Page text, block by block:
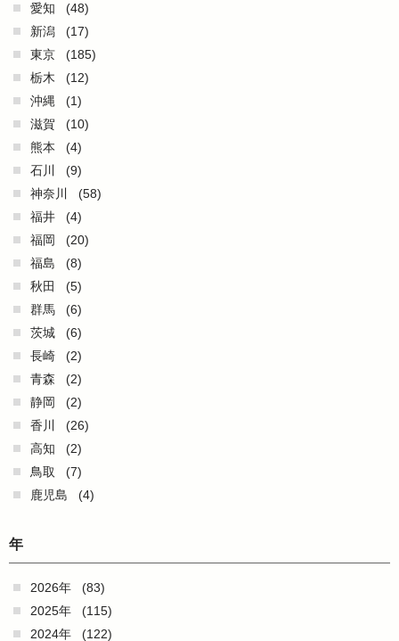
愛知
(48)
新潟
(17)
東京
(185)
栃木
(12)
沖縄
(1)
滋賀
(10)
熊本
(4)
石川
(9)
神奈川
(58)
福井
(4)
福岡
(20)
福島
(8)
秋田
(5)
群馬
(6)
茨城
(6)
長崎
(2)
青森
(2)
静岡
(2)
香川
(26)
高知
(2)
鳥取
(7)
鹿児島
(4)
年
2026年
(83)
2025年
(115)
2024年
(122)